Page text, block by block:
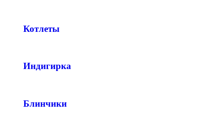
Котлеты
Индигирка
Блинчики